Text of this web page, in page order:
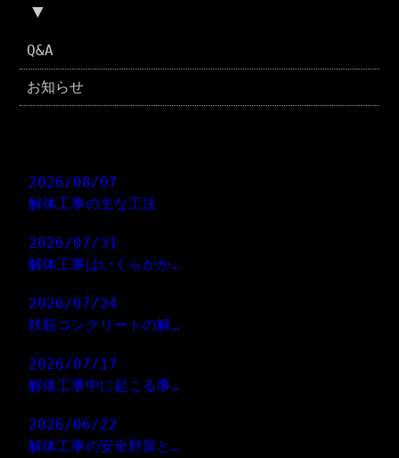
▼
Q&A
お知らせ
2026/08/07
解体工事の主な工法
2026/07/31
解体工事はいくらかか…
2026/07/24
鉄筋コンクリートの解…
2026/07/17
解体工事中に起こる事…
2026/06/22
解体工事の安全対策と…